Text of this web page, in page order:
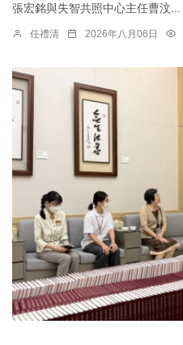
張宏銘與失智共照中心主任曹汶...
任禮清 2026年八月06日